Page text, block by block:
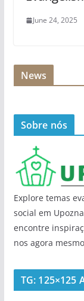
June 24, 2025
News
Sobre nós
Explore temas
social em
encontre
nos agora
TG: 125×125